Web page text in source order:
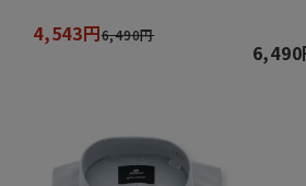
4,543円6,490円
6,490